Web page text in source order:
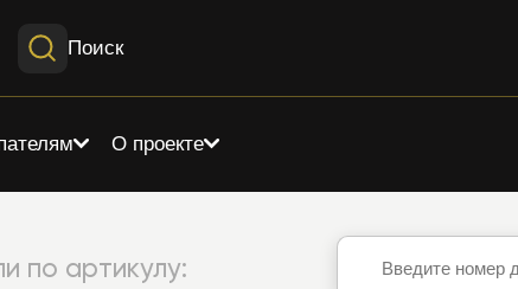
Поиск
О проекте
по артикулу: